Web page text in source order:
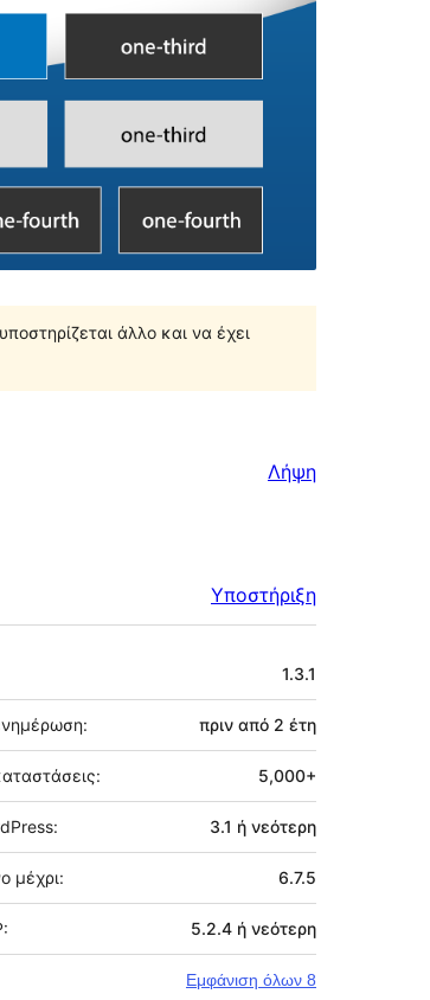
άλλο και να έχει
Λήψη
Υποστήριξη
1.3.1
πριν από 2 έτη
5,000+
3.1 ή νεότερη
μέχρι: 6.7.5
5.2.4 ή νεότερη
Εμφάνιση όλων 8